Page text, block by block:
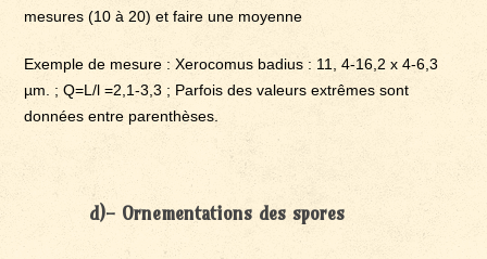
mesures (10 à 20) et faire une moyenne
Exemple de mesure : Xerocomus badius : 11, 4-16,2 x 4-6,3
µm. ; Q=L/l =2,1-3,3 ; Parfois des valeurs extrêmes sont
données entre parenthèses.
d)- Ornementations des spores